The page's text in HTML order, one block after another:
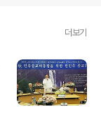
더보기